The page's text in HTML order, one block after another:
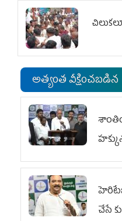
అత్యంత వీక్షించబడిన
లేదు
చేసే